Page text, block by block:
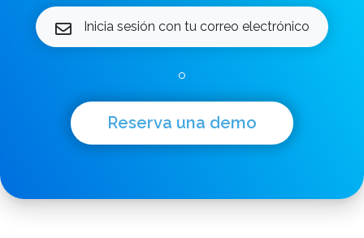
Inicia sesión con tu correo electrónico
o
Reserva una demo